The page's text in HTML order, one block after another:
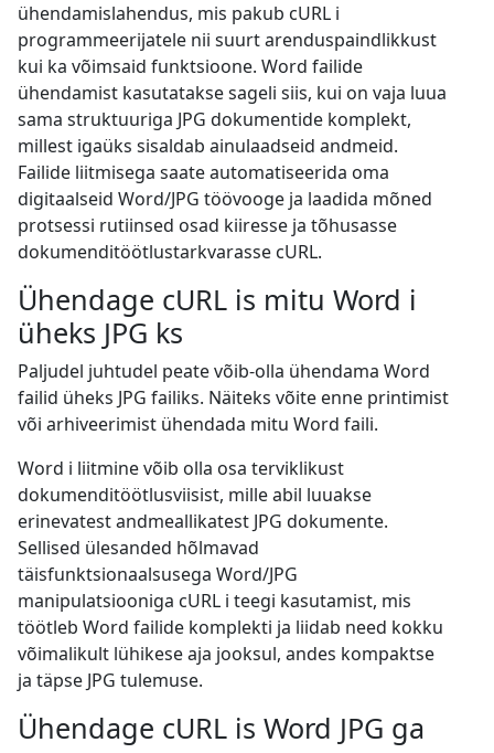
ühendamislahendus, mis pakub cURL i
programmeerijatele nii suurt arenduspaindlikkust
kui ka võimsaid funktsioone. Word failide
ühendamist kasutatakse sageli siis, kui on vaja luua
sama struktuuriga JPG dokumentide komplekt,
millest igaüks sisaldab ainulaadseid andmeid.
Failide liitmisega saate automatiseerida oma
digitaalseid Word/JPG töövooge ja laadida mõned
protsessi rutiinsed osad kiiresse ja tõhusasse
dokumenditöötlustarkvarasse cURL.
Ühendage cURL is mitu Word i
üheks JPG ks
Paljudel juhtudel peate võib-olla ühendama Word
failid üheks JPG failiks. Näiteks võite enne printimist
või arhiveerimist ühendada mitu Word faili.
Word i liitmine võib olla osa terviklikust
dokumenditöötlusviisist, mille abil luuakse
erinevatest andmeallikatest JPG dokumente.
Sellised ülesanded hõlmavad
täisfunktsionaalsusega Word/JPG
manipulatsiooniga cURL i teegi kasutamist, mis
töötleb Word failide komplekti ja liidab need kokku
võimalikult lühikese aja jooksul, andes kompaktse
ja täpse JPG tulemuse.
Ühendage cURL is Word JPG ga